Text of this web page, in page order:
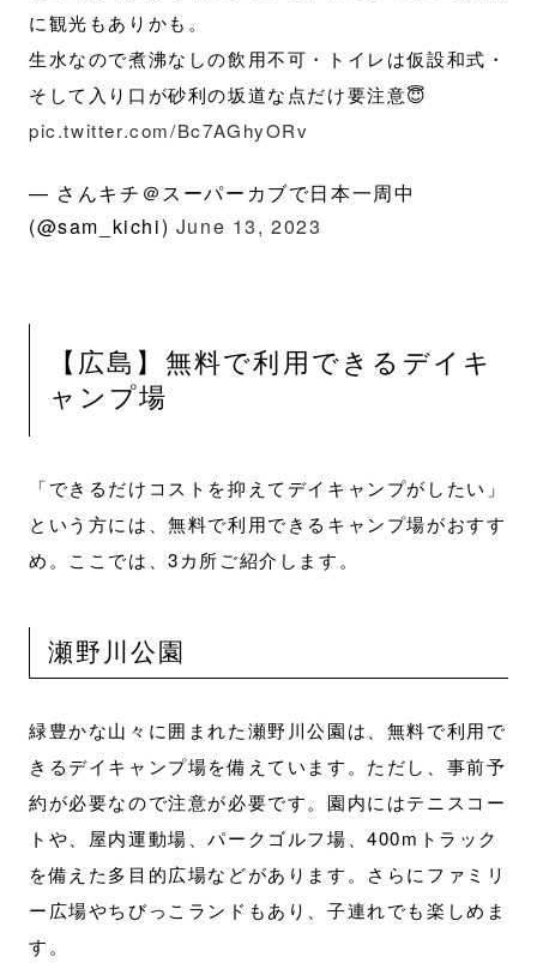
に観光もありかも。
生水なので煮沸なしの飲用不可・トイレは仮設和式・
そして入り口が砂利の坂道な点だけ要注意😇
pic.twitter.com/Bc7AGhyORv
— さんキチ＠スーパーカブで日本一周中
(@sam_kichi) June 13, 2023
【広島】無料で利用できるデイキ
ャンプ場
「できるだけコストを抑えてデイキャンプがしたい」
という方には、無料で利用できるキャンプ場がおすす
め。ここでは、3カ所ご紹介します。
瀬野川公園
緑豊かな山々に囲まれた瀬野川公園は、無料で利用で
きるデイキャンプ場を備えています。ただし、事前予
約が必要なので注意が必要です。園内にはテニスコー
トや、屋内運動場、パークゴルフ場、400mトラック
を備えた多目的広場などがあります。さらにファミリ
ー広場やちびっこランドもあり、子連れでも楽しめま
す。